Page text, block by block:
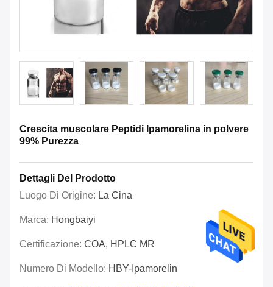
Crescita muscolare Peptidi Ipamorelina in polvere
99% Purezza
Dettagli Del Prodotto
Luogo Di Origine: La Cina
Marca: Hongbaiyi
Certificazione: COA, HPLC MR
Numero Di Modello: HBY-Ipamorelin